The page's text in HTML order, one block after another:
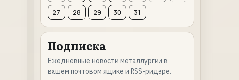
27
28 29 30 31
Подписка
Ежедневные новости металлургии в
вашем почтовом ящике и RSS-ридере.